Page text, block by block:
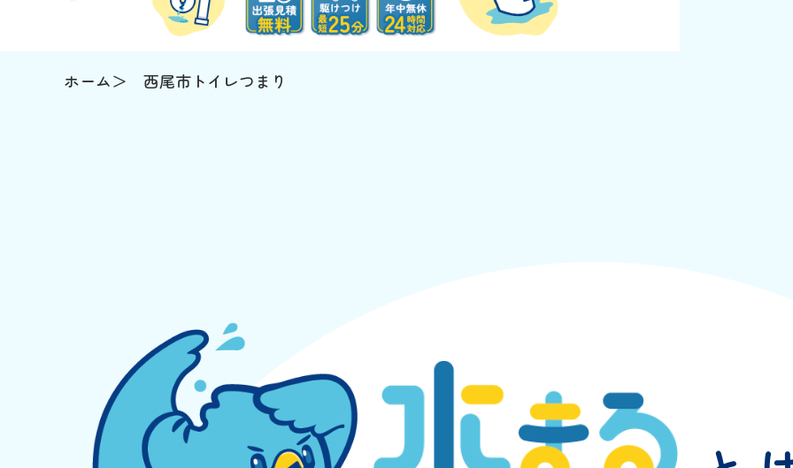
ホーム 西尾市トイレつまり